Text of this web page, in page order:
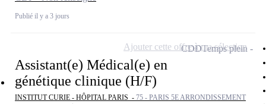
Publié il y a 3 jours
Assistant(e) Médical(e) en
génétique clinique (H/F)
INSTITUT CURIE - HÔPITAL PARIS - 75 - PARIS 5E ARRONDISSEMENT
CDDTemps plein
Ajouter cette offre à ma sélection